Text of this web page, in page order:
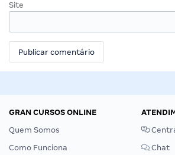
Site
GRAN CURSOS ONLINE
Quem Somos
Como Funciona
Chat